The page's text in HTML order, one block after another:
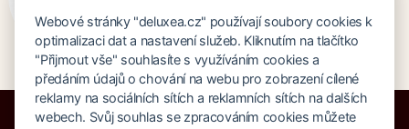
+421 948 759 074
Webové stránky "deluxea.cz" používají soubory cookies k
optimalizaci dat a nastavení služeb. Kliknutím na tlačítko
"Přijmout vše" souhlasíte s využíváním cookies a
předáním údajů o chování na webu pro zobrazení cílené
reklamy na sociálních sítích a reklamních sítích na dalších
webech. Svůj souhlas se zpracováním cookies můžete